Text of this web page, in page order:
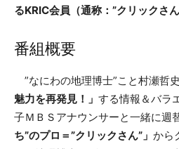
るKRIC会員（通称：”クリックさ
番組概要
”なにわの地理博士”こと村瀬哲
魅力を再発見！」 する情報＆バラ
子ＭＢＳアナウンサーと一緒に週
ち”のプロ＝”クリックさん”」 から